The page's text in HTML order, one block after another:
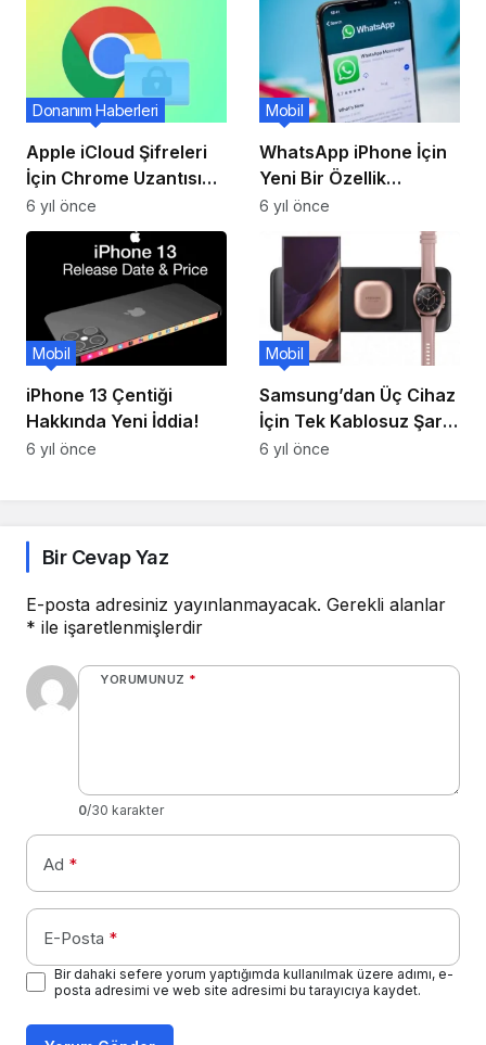
Apple iCloud Şifreleri
İçin Chrome Uzantısı
Paylaştı!
Donanım Haberleri
6 yıl önce
WhatsApp iPhone İçin
Yeni Bir Özellik
Getiriyor!
Mobil
6 yıl önce
iPhone 13 Çentiği
Hakkında Yeni İddia!
Mobil
6 yıl önce
Samsung’dan Üç Cihaz
İçin Tek Kablosuz Şarj:
Trio!
Mobil
6 yıl önce
Bir Cevap Yaz
E-posta adresiniz yayınlanmayacak. Gerekli alanlar
* ile işaretlenmişlerdir
YORUMUNUZ *
0/30 karakter
Ad *
E-Posta *
Bir dahaki sefere yorum yaptığımda kullanılmak üzere adımı, e-
posta adresimi ve web site adresimi bu tarayıcıya kaydet.